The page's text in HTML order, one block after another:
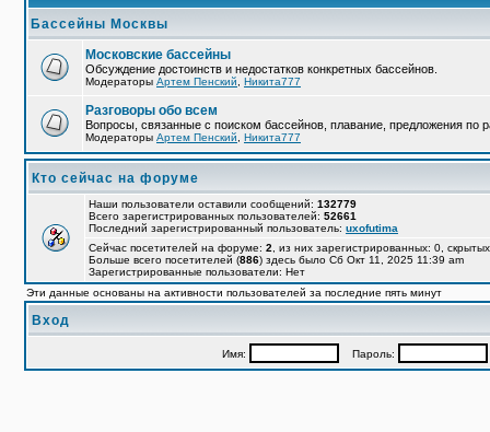
Бассейны Москвы
Московские бассейны
Обсуждение достоинств и недостатков конкретных бассейнов.
Модераторы Артем Пенский Никита777
Разговоры обо всем
Вопросы, связанные с поиском бассейнов, плавание, предложения по
Модераторы Артем Пенский Никита777
Кто сейчас на форуме
Наши пользователи оставили сообщений: 132779
Всего зарегистрированных пользователей: 52661
Последний зарегистрированный пользователь: uxofutima
Сейчас посетителей на форуме: 2 , из них зарегистрированных: 0,
Больше всего посетителей (886) здесь было Сб Окт 11, 2025 11:39 am
Зарегистрированные пользователи: Нет
Эти данные основаны на активности пользователей за последние пять минут
Вход
Имя: Пароль: